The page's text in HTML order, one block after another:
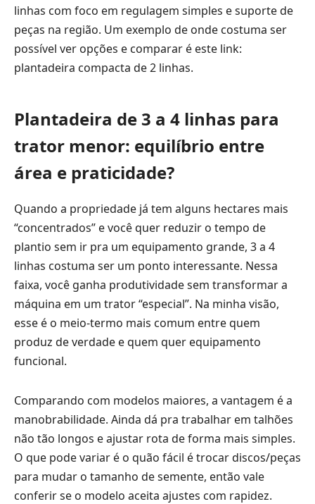
linhas com foco em regulagem simples e suporte de
peças na região. Um exemplo de onde costuma ser
possível ver opções e comparar é este link:
plantadeira compacta de 2 linhas.
Plantadeira de 3 a 4 linhas para
trator menor: equilíbrio entre
área e praticidade?
Quando a propriedade já tem alguns hectares mais
“concentrados” e você quer reduzir o tempo de
plantio sem ir pra um equipamento grande, 3 a 4
linhas costuma ser um ponto interessante. Nessa
faixa, você ganha produtividade sem transformar a
máquina em um trator “especial”. Na minha visão,
esse é o meio-termo mais comum entre quem
produz de verdade e quem quer equipamento
funcional.
Comparando com modelos maiores, a vantagem é a
manobrabilidade. Ainda dá pra trabalhar em talhões
não tão longos e ajustar rota de forma mais simples.
O que pode variar é o quão fácil é trocar discos/peças
para mudar o tamanho de semente, então vale
conferir se o modelo aceita ajustes com rapidez.